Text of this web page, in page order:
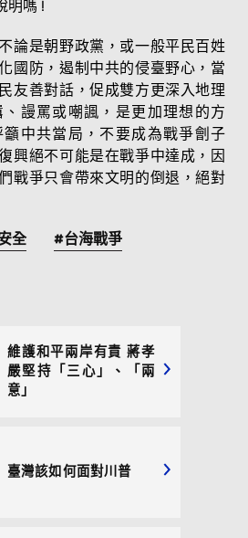
明嗎 !
論是朝野政黨，或一般平民百姓
國防，遏制中共的侵臺野心，當
友善對話，促成雙方更深入地理
謾罵或嘲諷，是更加理想的方
中共當局，不要成為戰爭劊子
興絕不可能是在戰爭中達成，因
戰爭只會帶來文明的倒退，絕對
全
#台海戰爭
維護和平兩岸有責 蔣孝
嚴堅持「三心」、「兩
意」
臺灣該如何面對川普